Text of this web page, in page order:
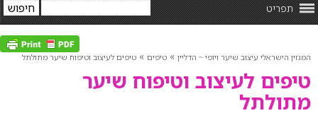
תפריט
המגזין הישראלי עיצוב שיער ויופי ~ הדליין » טיפים » טיפים לעיצוב וטיפוח שיער מתולתל
טיפים לעיצוב וטיפוח שיער
מתולתל